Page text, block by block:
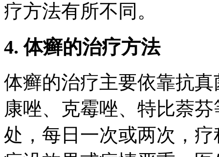
疗方法有所不同。
4. 体癣的治疗方法
体癣的治疗主要依靠抗
康唑、克霉唑、特比萘
处，每日一次或两次，